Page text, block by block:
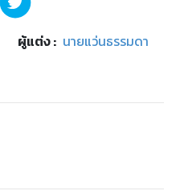
ผู้แต่ง : นายแว่นธรรมดา